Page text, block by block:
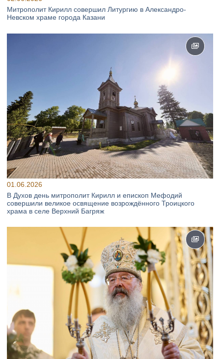
Митрополит Кирилл совершил Литургию в Александро-
Невском храме города Казани
01.06.2026
В Духов день митрополит Кирилл и епископ Мефодий
совершили великое освящение возрождённого Троицкого
храма в селе Верхний Багряж